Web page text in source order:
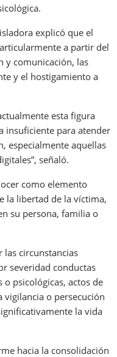
explicó que el
a partir del
y comunicación, las
y el hostigamiento a
esta figura
insuficiente para atender
especialmente aquellas
señaló.
como elemento
la libertad de la víctima,
su persona, familia o
las circunstancias
severidad conductas
o psicológicas, actos de
vigilancia o persecución
la vida
hacia la consolidación